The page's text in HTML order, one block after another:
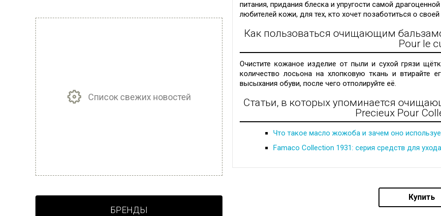
питания, придания блеска и упругости самой
любителей кожи, для тех, кто хочет позаботиться о
Как пользоваться очищающим
Pour le
Очистите кожаное изделие от пыли и сухой грязи
количество лосьона на хлопковую ткань и втирайте
высыхания обуви, после чего отполируйте её.
Статьи, в которых упоминается
Precieux Pour
Что такое масло жожоба и зачем оно
Famaco Collection 1931: серия средств для
Купить
Список свежих новостей
БРЕНДЫ